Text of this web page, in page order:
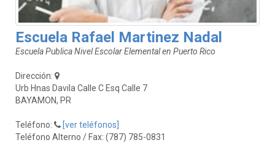
Escuela Rafael Martinez Nadal
Escuela Publica Nivel Escolar Elemental en Puerto Rico
Dirección:
Urb Hnas Davila Calle C Esq Calle 7
BAYAMON, PR
Teléfono:
[ver teléfonos]
Teléfono Alterno / Fax: (787) 785-0831